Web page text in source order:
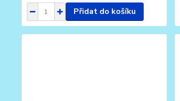
Přidat do košíku